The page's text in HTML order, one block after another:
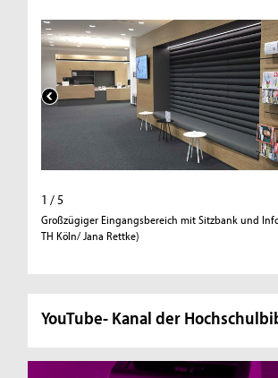
1 / 5
Großzügiger Eingangsbereich mit Sitzbank und
TH Köln/ Jana Rettke)
YouTube- Kanal der